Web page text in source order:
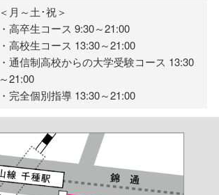
＜月～土･祝＞
・高卒生コース 9:30～21:00
・高校生コース 13:30～21:00
・通信制高校からの大学受験コース 13:30
～21:00
・完全個別指導 13:30～21:00